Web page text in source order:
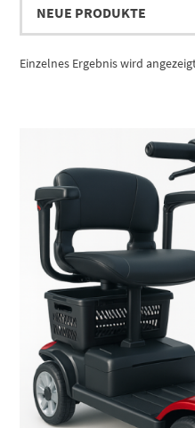
Einzelnes Ergebnis wird